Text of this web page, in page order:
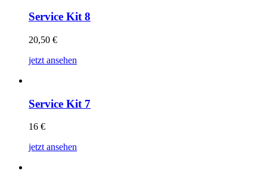
Service Kit 8
20,50 €
jetzt ansehen
Service Kit 7
16 €
jetzt ansehen